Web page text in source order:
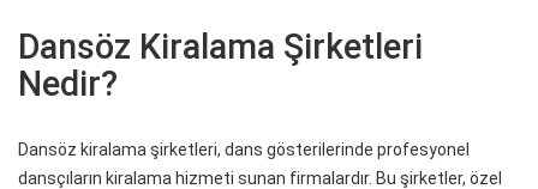
Dansöz Kiralama Şirketleri
Nedir?
Dansöz kiralama şirketleri, dans gösterilerinde profesyonel
dansçıların kiralama hizmeti sunan firmalardır. Bu şirketler, özel